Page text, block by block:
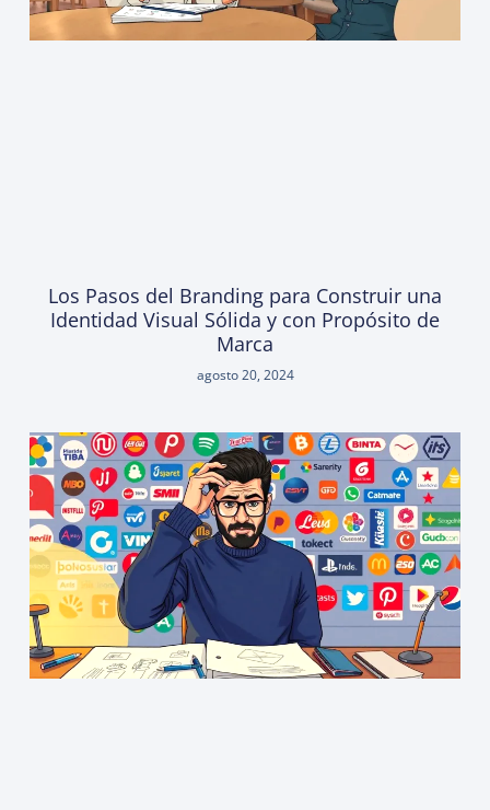
Los Pasos del Branding para Construir una
Identidad Visual Sólida y con Propósito de
Marca
agosto 20, 2024